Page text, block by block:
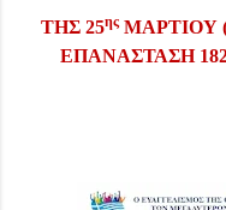
ΤΗΣ 25ης ΜΑΡΤΙΟΥ
ΕΠΑΝΑΣΤΑΣΗ